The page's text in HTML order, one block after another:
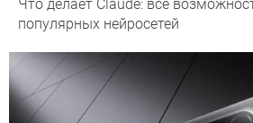
Что делает Сlaude: все
популярных нейросетей